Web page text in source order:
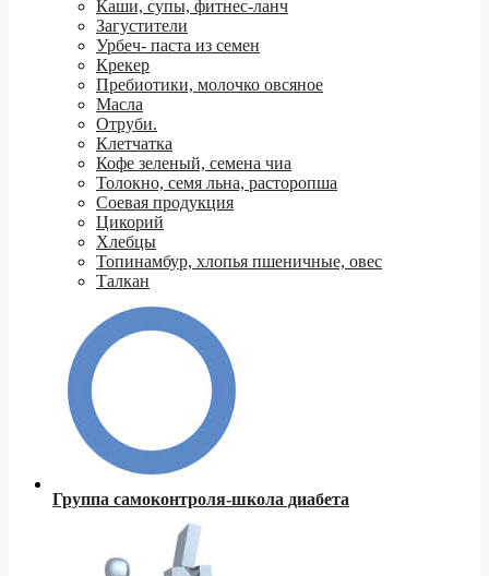
Каши, супы, фитнес-ланч
Загустители
Урбеч- паста из семен
Крекер
Пребиотики, молочко овсяное
Масла
Отруби.
Клетчатка
Кофе зеленый, семена чиа
Толокно, семя льна, расторопша
Соевая продукция
Цикорий
Хлебцы
Топинамбур, хлопья пшеничные, овес
Талкан
Группа самоконтроля-школа диабета